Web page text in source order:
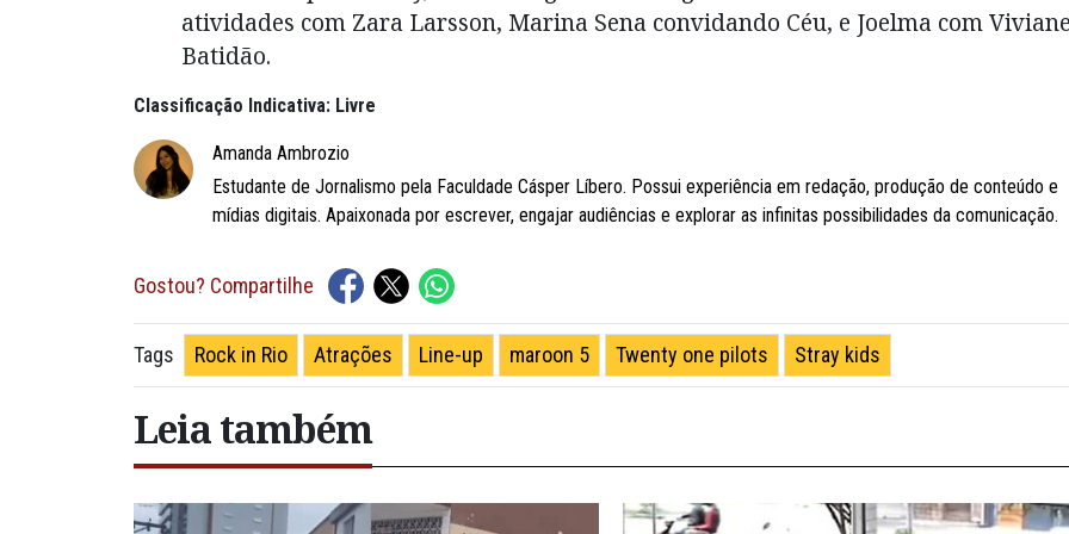
atividades com Zara Larsson, Marina Sena convidando Céu, e Joelma com
Batidão.
Classificação Indicativa: Livre
Amanda Ambrozio
Estudante de Jornalismo pela Faculdade Cásper Líbero. Possui experiência em redação, produção de conteúdo e
mídias digitais. Apaixonada por escrever, engajar audiências e explorar as infinitas possibilidades da comunicação.
Gostou? Compartilhe
Tags Rock in Rio Atrações Line-up maroon 5 Twenty one pilots Stray kids
Leia também